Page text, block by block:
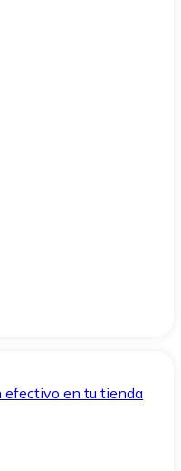
efectivo en tu tienda